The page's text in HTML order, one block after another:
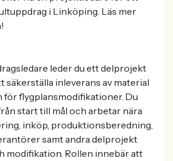
i Linköping. Läs mer
leder du ett delprojekt
säkerställa inleverans av material
för flygplansmodifikationer. Du
start till mål och arbetar nära
inköp, produktionsberedning,
samt andra delprojekt
modifikation. Rollen innebär att